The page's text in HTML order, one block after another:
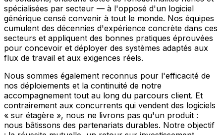
spécialisées par secteur — à l'opposé d'un logiciel
générique censé convenir à tout le monde. Nos équipes
cumulent des décennies d'expérience concrète dans ces
secteurs et appliquent des bonnes pratiques éprouvées
pour concevoir et déployer des systèmes adaptés aux
flux de travail et aux exigences réels.
Nous sommes également reconnus pour l'efficacité de
nos déploiements et la continuité de notre
accompagnement tout au long du parcours client. Et
contrairement aux concurrents qui vendent des logiciels
« sur étagère », nous ne livrons pas qu'un produit :
nous bâtissons des partenariats durables. Notre objectif